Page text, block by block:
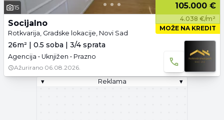
15 105.000 €
4.038 €/m²
MOŽE NA KREDIT
Socijalno
Rotkvarija, Gradske lokacije, Novi Sad
26m² | 0.5 soba | 3/4 sprata
Agencija • Uknjižen • Prazno
Ažurirano 06.08.2026.
▾
Reklama ▾